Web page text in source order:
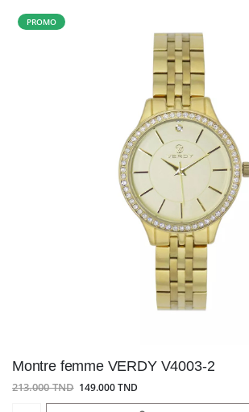
PROMO
Montre femme VERDY V4003-2
213.000 TND 149.000 TND